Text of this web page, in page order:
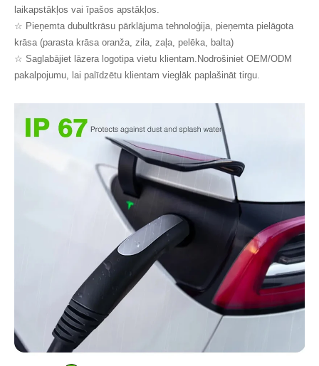
laikapstākļos vai īpašos apstākļos.
☆ Pieņemta dubultkrāsu pārklājuma tehnoloģija, pieņemta pielāgota
krāsa (parasta krāsa oranža, zila, zaļa, pelēka, balta)
☆ Saglabājiet lāzera logotipa vietu klientam.Nodrošiniet OEM/ODM
pakalpojumu, lai palīdzētu klientam vieglāk paplašināt tirgu.